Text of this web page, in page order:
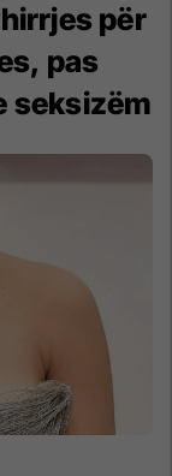
për
pas
seksizëm